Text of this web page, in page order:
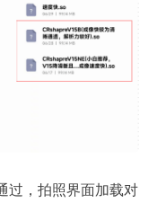
过，拍照界面加载对